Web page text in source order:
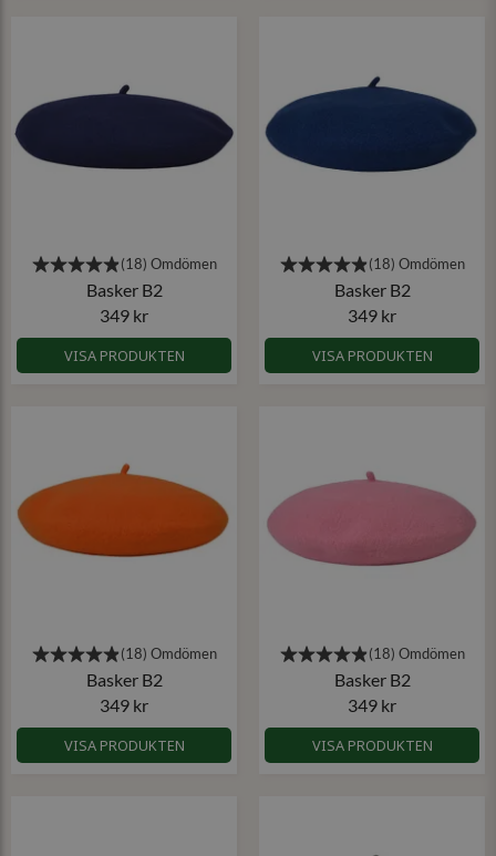
Basker B2
349 kr
VISA PRODUKTEN
Basker B2
349 kr
VISA PRODUKTEN
Basker B2
349 kr
VISA PRODUKTEN
Basker B2
349 kr
VISA PRODUKTEN